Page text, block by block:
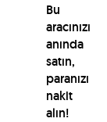
Bu
aracınızı
anında
satın,
paranızı
nakit
alın!